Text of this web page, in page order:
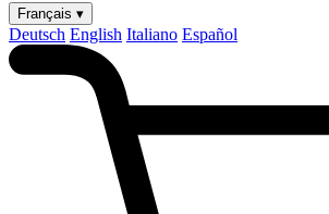
Français ▾
Deutsch English Italiano Español